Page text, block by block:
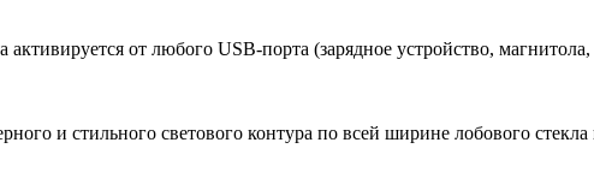
от любого USB-порта (зарядное устройство,
и стильного светового контура по всей ширине лобового